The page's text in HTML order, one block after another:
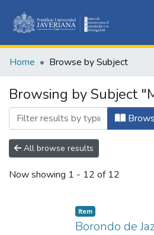
&
All
Home Browse by Subject
Browsing by Subject
All browse results
Now showing 1 - 12 of 12
Item
Borondo de